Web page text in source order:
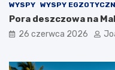
WYSPY WYSPY
Pora deszczowa na
26 czerwca 2026